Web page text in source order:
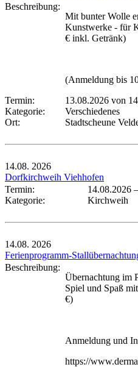
Beschreibung:
Mit bunter Wolle
Kunstwerke - für
€ inkl. Getränk)
(Anmeldung bis
Termin:
13.08.2026 von
Kategorie:
Verschiedenes
Ort:
Stadtscheune
14.08. 2026
Dorfkirchweih Viehhofen
Termin:
14.08.2026 –
Kategorie:
Kirchweih
14.08. 2026
Ferienprogramm-
Beschreibung:
Übernachtung im
Spiel und Spaß
€)
Anmeldung und
https://